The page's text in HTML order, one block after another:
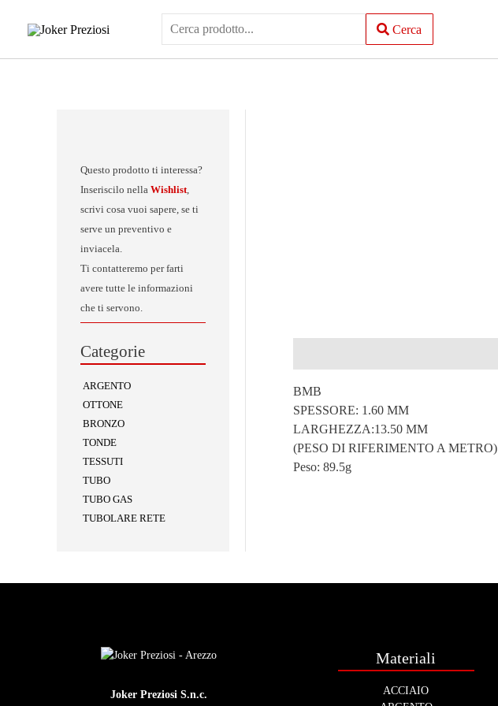
Cerca
Questo prodotto ti interessa?
Inseriscilo nella Wishlist,
scrivi cosa vuoi sapere, se ti
serve un preventivo e
inviacela.
Ti contatteremo per farti
avere tutte le informazioni
che ti servono.
Categorie
ARGENTO
OTTONE
BRONZO
TONDE
TESSUTI
TUBO
TUBO GAS
TUBOLARE RETE
BMB
SPESSORE: 1.60 MM
LARGHEZZA:13.50 MM
(PESO DI RIFERIMENTO A METRO)
Peso: 89.5g
Joker Preziosi S.n.c.
Materiali
ACCIAIO